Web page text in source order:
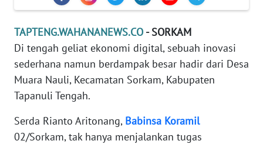
TAPTENG.WAHANANEWS.CO - SORKAM
Di tengah geliat ekonomi digital, sebuah inovasi
sederhana namun berdampak besar hadir dari Desa
Muara Nauli, Kecamatan Sorkam, Kabupaten
Tapanuli Tengah.
Serda Rianto Aritonang, Babinsa Koramil
02/Sorkam, tak hanya menjalankan tugas
REDAKSI
Wahana
News
Regional